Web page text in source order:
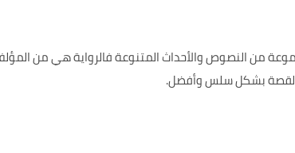
بشكل سلس وأفضل.